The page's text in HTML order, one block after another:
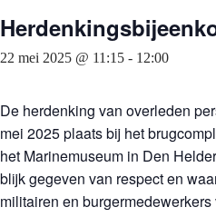
22 mei 2025 @ 11:15 - 12:00
De herdenking van overleden
mei 2025 plaats bij het
het Marinemuseum in Den
blijk gegeven van respect en
militairen en